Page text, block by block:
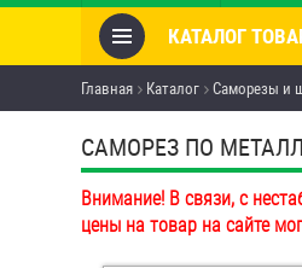
КАТАЛОГ
Товары со
Анкеры
Антивандальный
инструмент
Болты и винты
Главная Каталог Саморезы и
САМОРЕЗ ПО
Внимание! В связи, с
цены на товар на сайте